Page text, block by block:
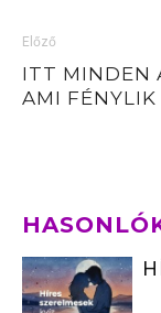
Előző
ITT MINDEN
AMI FÉNYLIK